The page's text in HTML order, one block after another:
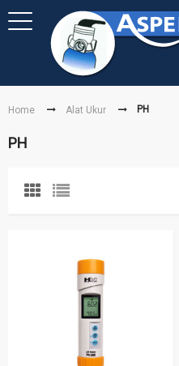
Home Alat Ukur PH
PH